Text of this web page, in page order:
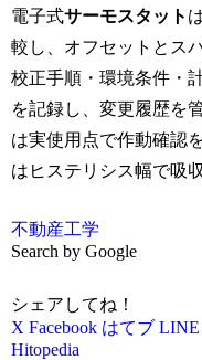
電子式サーモスタット
較し、オフセットとス
校正手順・環境条件・
を記録し、変更履歴を
は実使用点で作動確認
はヒステリシス幅で吸
不動産工学
Search by Google
シェアしてね！
X Facebook はてブ LINE
Hitopedia